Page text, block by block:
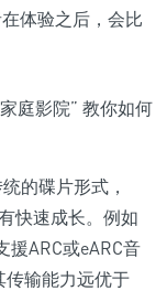
体验之后，会比
的碟片形式，
快速成长。例如
援ARC或eARC音
传输能力远优于